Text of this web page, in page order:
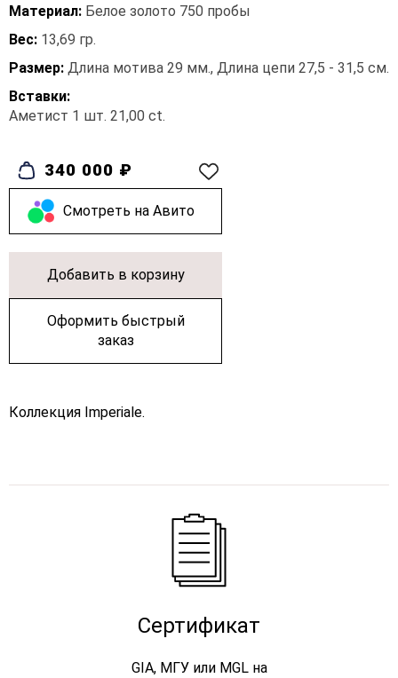
Материал: Белое золото 750 пробы
Вес: 13,69 гр.
Размер: Длина мотива 29 мм., Длина цепи 27,5 - 31,5 см.
Вставки:
Аметист 1 шт. 21,00 ct.
340 000 ₽
Cмотреть на Авито
Добавить в корзину
Оформить быстрый
заказ
Коллекция Imperiale.
Сертификат
GIA, МГУ или MGL на